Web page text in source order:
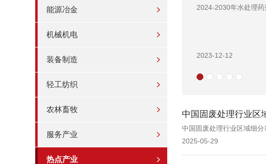
能源冶金
机械机电
装备制造
轻工纺织
农林畜牧
服务产业
热点产业
2024-2030年全球及
2023-12-04
中国固废处理行业区
中国固废处理行业区域细
2025-05-29